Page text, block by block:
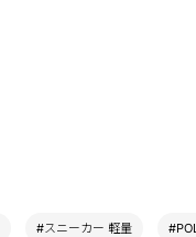
#スニーカー 軽量